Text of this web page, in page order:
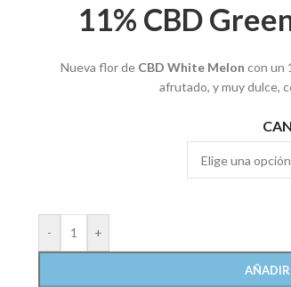
11% CBD
Nueva flor de CBD White Melon con un
afrutado, y muy dulce,
- +